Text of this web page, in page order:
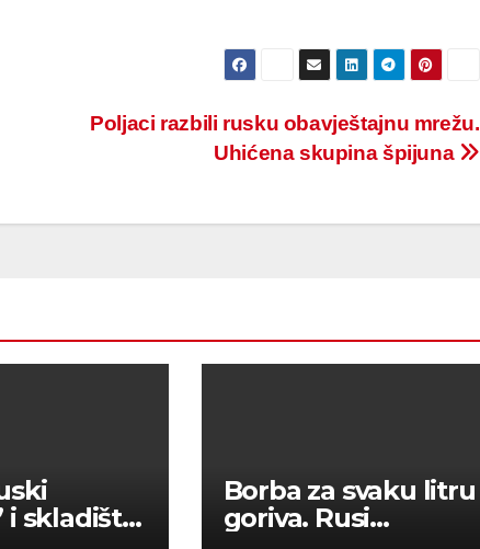
Poljaci razbili rusku obavještajnu mrežu.
Uhićena skupina špijuna
i skladišta
Borba za svaku litru
goriva. Rusi